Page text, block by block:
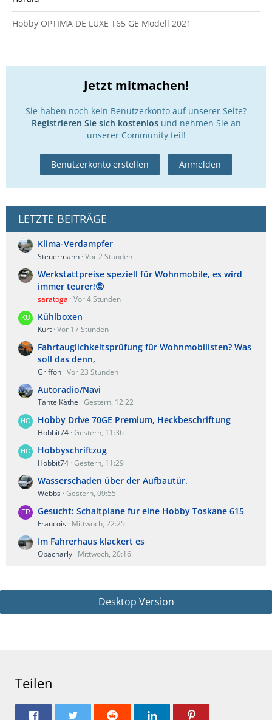
Hobby OPTIMA DE LUXE T65 GE Modell 2021
Jetzt mitmachen!
Sie haben noch kein Benutzerkonto auf unserer Seite?
Registrieren Sie sich kostenlosund nehmen Sie an
unserer Community teil!
Benutzerkonto erstellen Anmelden
LETZTE BEITRÄGE
Klima-Verdampfer
Steuermann Vor 2 Stunden
Werkstattpreise speziell für Wohnmobile, es wird
immer teurer!😡
saratoga Vor 4 Stunden
Kühlboxen
Kurt Vor 17 Stunden
Fahrtauglichkeitsprüfung für Wohnmobilisten? Was
soll das denn,
Griffon Vor 23 Stunden
Autoradio/Navi
Tante Käthe Gestern, 12:22
Hobby Drive 70GE Premium, Heckbeschriftung
Hobbit74 Gestern, 11:36
Hobbyschriftzug
Hobbit74 Gestern, 11:29
Wasserschaden über der Aufbautür.
Webbs Gestern, 09:55
Gesucht: Schaltplane fur eine Hobby Toskane 615
Francois Mittwoch, 22:25
Im Fahrerhaus klackert es
Opacharly Mittwoch, 20:16
Desktop Version
Teilen